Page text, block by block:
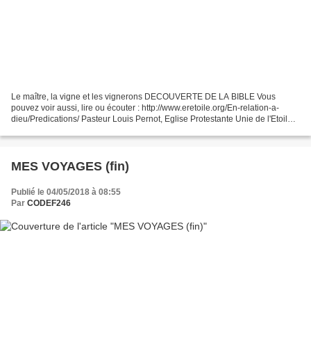
Le maître, la vigne et les vignerons DECOUVERTE DE LA BIBLE Vous
pouvez voir aussi, lire ou écouter : http://www.eretoile.org/En-relation-a-
dieu/Predications/ Pasteur Louis Pernot, Eglise Protestante Unie de l'Etoile à
MES VOYAGES (fin)
Publié le 04/05/2018 à 08:55
Par CODEF246